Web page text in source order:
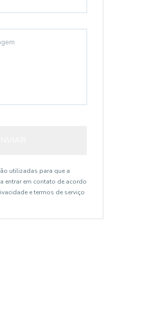
utilizadas para que a
entrar em contato de acordo
e termos de serviço